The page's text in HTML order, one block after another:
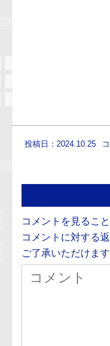
投稿日：2024.10.25
コメントを見るこ
コメントに対する
ご了承いただけま